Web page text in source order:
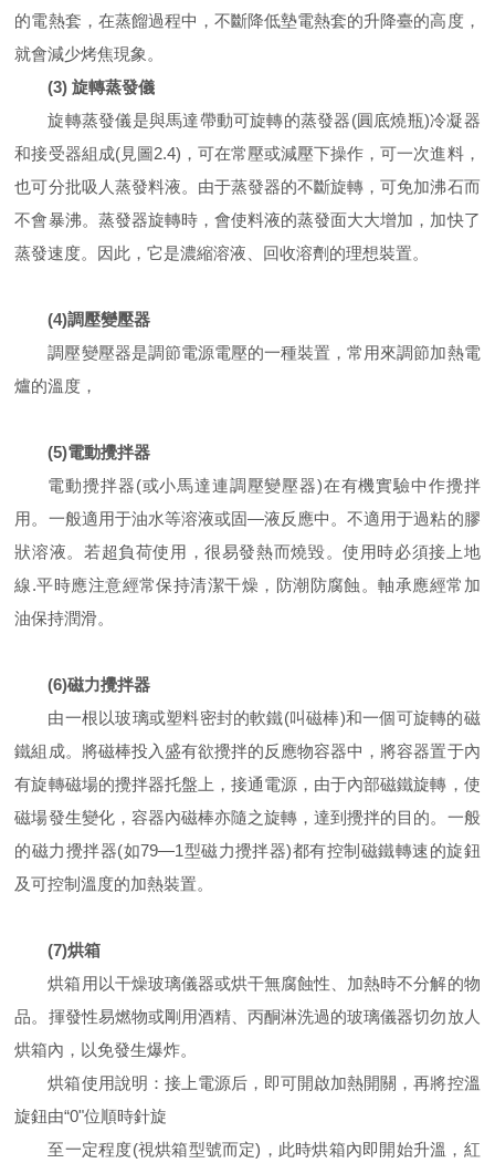
的電熱套，在蒸餾過程中，不斷降低墊電熱套的升降臺的高度，
就會減少烤焦現象。
(3) 旋轉蒸發儀
旋轉蒸發儀是與馬達帶動可旋轉的蒸發器(圓底燒瓶)冷凝器
和接受器組成(見圖2.4)，可在常壓或減壓下操作，可一次進料，
也可分批吸人蒸發料液。由于蒸發器的不斷旋轉，可免加沸石而
不會暴沸。蒸發器旋轉時，會使料液的蒸發面大大增加，加快了
蒸發速度。因此，它是濃縮溶液、回收溶劑的理想裝置。
(4)調壓變壓器
調壓變壓器是調節電源電壓的一種裝置，常用來調節加熱電
爐的溫度，
(5)電動攪拌器
電動攪拌器(或小馬達連調壓變壓器)在有機實驗中作攪拌
用。一般適用于油水等溶液或固—液反應中。不適用于過粘的膠
狀溶液。若超負荷使用，很易發熱而燒毀。使用時必須接上地
線.平時應注意經常保持清潔干燥，防潮防腐蝕。軸承應經常加
油保持潤滑。
(6)磁力攪拌器
由一根以玻璃或塑料密封的軟鐵(叫磁棒)和一個可旋轉的磁
鐵組成。將磁棒投入盛有欲攪拌的反應物容器中，將容器置于內
有旋轉磁場的攪拌器托盤上，接通電源，由于內部磁鐵旋轉，使
磁場發生變化，容器內磁棒亦隨之旋轉，達到攪拌的目的。一般
的磁力攪拌器(如79—1型磁力攪拌器)都有控制磁鐵轉速的旋鈕
及可控制溫度的加熱裝置。
(7)烘箱
烘箱用以干燥玻璃儀器或烘干無腐蝕性、加熱時不分解的物
品。揮發性易燃物或剛用酒精、丙酮淋洗過的玻璃儀器切勿放人
烘箱內，以免發生爆炸。
烘箱使用說明：接上電源后，即可開啟加熱開關，再將控溫
旋鈕由“0"位順時針旋
至一定程度(視烘箱型號而定)，此時烘箱內即開始升溫，紅